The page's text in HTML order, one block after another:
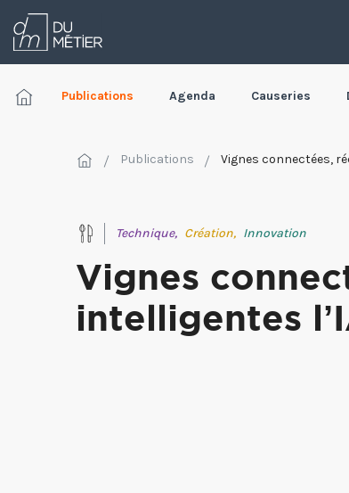
Publications Agenda Causeries
Publications Vignes connectées,
Technique, Création, Innovation
Vignes
intelligentes